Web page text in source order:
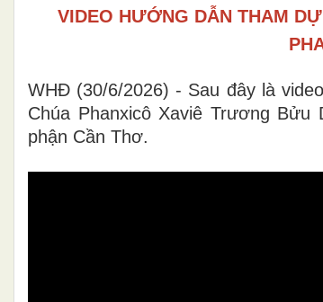
VIDEO HƯỚNG DẪN THAM
WHĐ (30/6/2026) - Sau đây là
Chúa Phanxicô Xaviê Trương
phận Cần Thơ.